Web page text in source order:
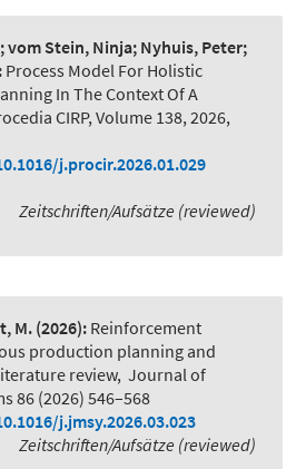
vom Stein, Ninja; Nyhuis, Peter;
Process Model For Holistic
In The Context Of A
CIRP, Volume 138, 2026,
j.procir.2026.01.029
Zeitschriften/Aufsätze (reviewed)
M. (2026): Reinforcement
production planning and
review, Journal of
86 (2026) 546–568
j.jmsy.2026.03.023
Zeitschriften/Aufsätze (reviewed)